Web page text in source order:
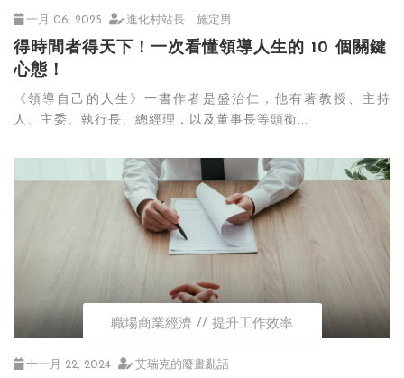
一月 06, 2025 進化村站長 施定男
得時間者得天下！一次看懂領導人生的 10 個關鍵
心態！
《領導自己的人生》一書作者是盛治仁，他有著教授、主持
人、主委、執行長、總經理，以及董事長等頭銜...
職場商業經濟 提升工作效率
十一月 22, 2024 艾瑞克的廢畫亂話